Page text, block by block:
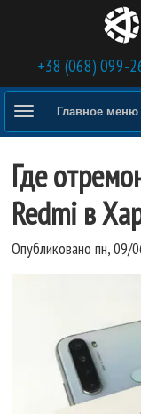
Перейти к основному
+38 (068) 099-
Главное меню
Где
Redmi в
Опубликовано пн,